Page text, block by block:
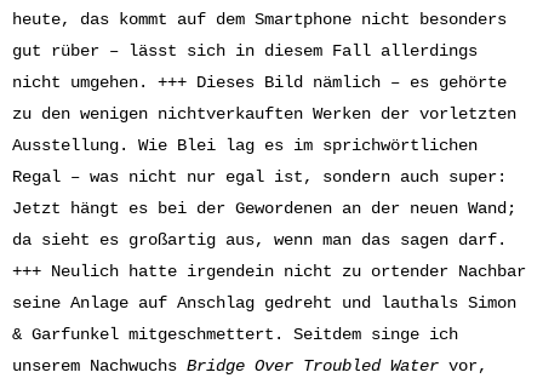
heute, das kommt auf dem Smartphone nicht besonders
gut rüber – lässt sich in diesem Fall allerdings
nicht umgehen. +++ Dieses Bild nämlich – es gehörte
zu den wenigen nichtverkauften Werken der vorletzten
Ausstellung. Wie Blei lag es im sprichwörtlichen
Regal – was nicht nur egal ist, sondern auch super:
Jetzt hängt es bei der Gewordenen an der neuen Wand;
da sieht es großartig aus, wenn man das sagen darf.
+++ Neulich hatte irgendein nicht zu ortender Nachbar
seine Anlage auf Anschlag gedreht und lauthals Simon
& Garfunkel mitgeschmettert. Seitdem singe ich
unserem Nachwuchs Bridge Over Troubled Water vor,